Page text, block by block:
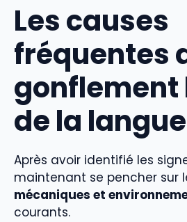
Les causes
fréquentes
gonflement
de la langue
Après avoir identifié les
maintenant se pencher sur
mécaniques et
courants.